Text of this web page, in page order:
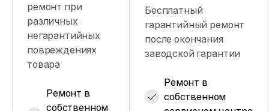
ремонт при
различных
негарантийных
повреждениях
товара
Ремонт в
собственном
Бесплатный
гарантийный ремонт
после окончания
заводской гарантии
Ремонт в
собственном